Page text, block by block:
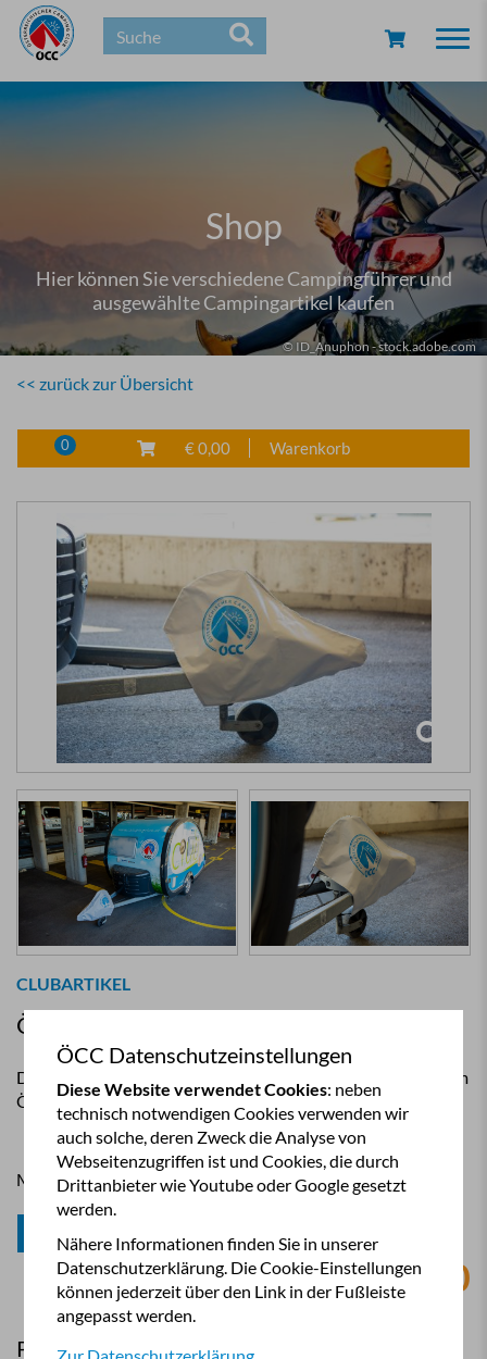
Shop
Hier können Sie verschiedene Campingführer und
ausgewählte Campingartikel kaufen
© ID_Anuphon - stock.adobe.com
<< zurück zur Übersicht
0 € 0,00 Warenkorb
CLUBARTIKEL
ÖCC Deichselhaube
Die Deichselhaube ist erhältlich in der Farbe grau mit blauem
ÖCC Logo!
Menge:
€19,90
Produktdetails:
ÖCC Datenschutzeinstellungen
Diese Website verwendet Cookies: neben
technisch notwendigen Cookies verwenden wir
auch solche, deren Zweck die Analyse von
Webseitenzugriffen ist und Cookies, die durch
Drittanbieter wie Youtube oder Google gesetzt
werden.
Nähere Informationen finden Sie in unserer
Datenschutzerklärung. Die Cookie-Einstellungen
können jederzeit über den Link in der Fußleiste
angepasst werden.
Zur Datenschutzerklärung